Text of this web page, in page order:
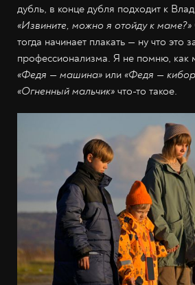
дубль, в конце дубля подходит к
«Извините, можно я отойду к маме?»
тогда начинает плакать — ну что это
профессионализма. Я не помню, как
«Федя — машина» или «Федя —
«Огненный мальчик» что-то такое.